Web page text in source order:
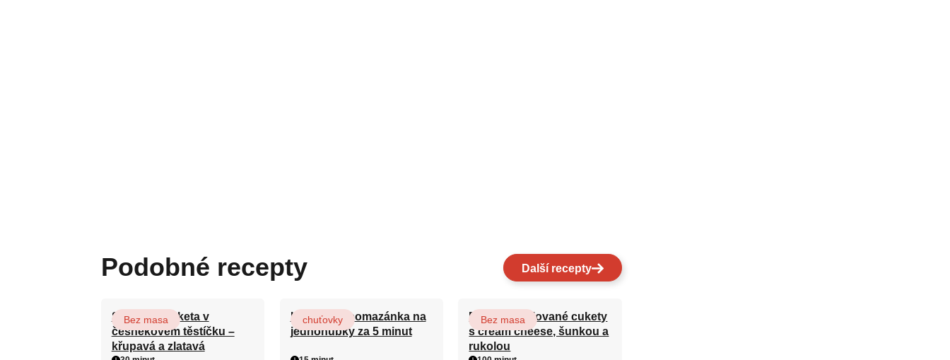
Podobné recepty Další recepty
Smažená cuketa v
česnekovém těstíčku –
křupavá a zlatavá
Bez masa
Královská pomazánka na
jednohubky za 5 minut
chuťovky
Roláda z grilované cukety
s cream cheese, šunkou a
rukolou
Bez masa